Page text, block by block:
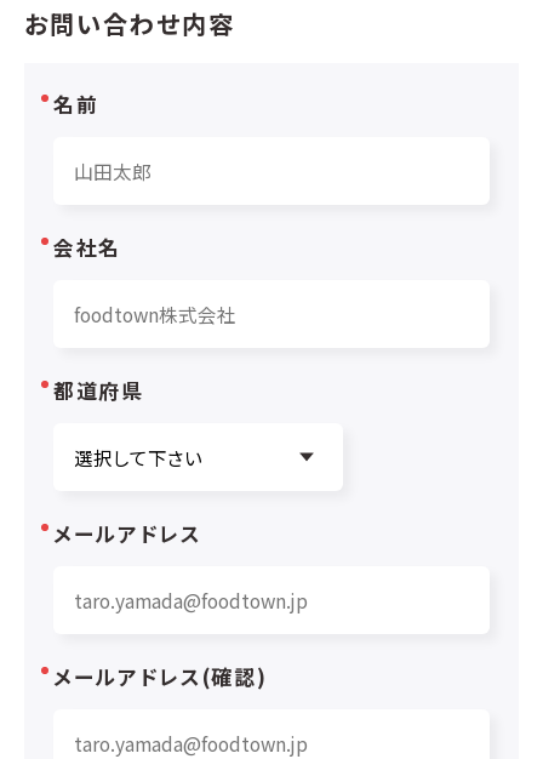
お問い合わせ内容
名前
会社名
都道府県
メールアドレス
メールアドレス(確認)